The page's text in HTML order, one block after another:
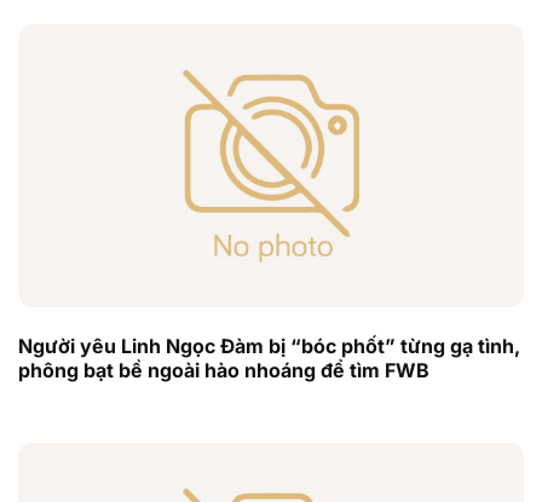
Người yêu Linh Ngọc Đàm bị “bóc phốt” từng gạ tình,
phông bạt bề ngoài hào nhoáng để tìm FWB